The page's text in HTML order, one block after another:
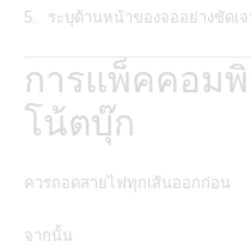
ระบุด้านหน้าของจออย่างชัดเ
การแพ็คคอมพิ
โน้ตบุ๊ก
ควรถอดสายไฟทุกเส้นออกก่อน
จากนั้น